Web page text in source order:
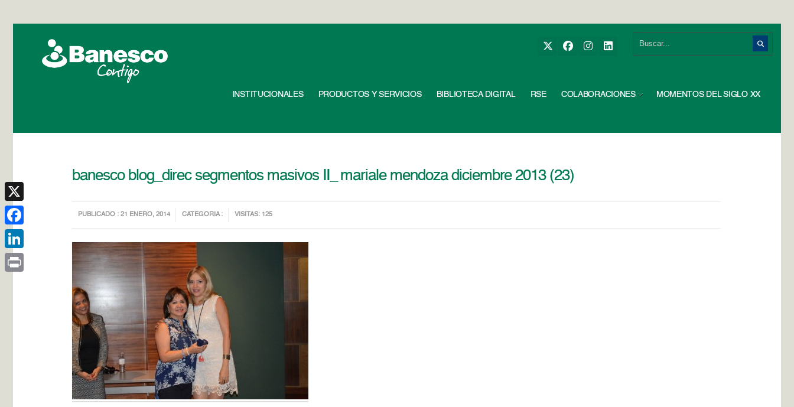
INSTITUCIONALES PRODUCTOS Y SERVICIOS BIBLIOTECA DIGITAL RSE COLABORACIONES MOMENTOS DEL SIGLO XX
banesco blog_direc segmentos masivos II_ mariale mendoza diciembre 2013 (23)
PUBLICADO : 21 ENERO, 2014 CATEGORIA : VISITAS: 125
X
Facebook
LinkedIn